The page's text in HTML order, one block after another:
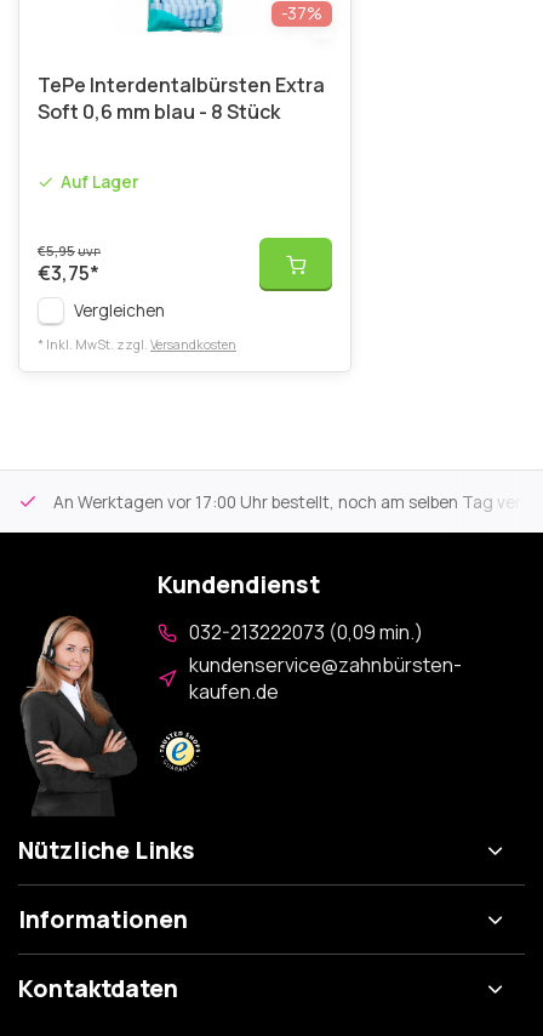
-37%
TePe Interdentalbürsten Extra
Soft 0,6 mm blau - 8 Stück
Auf Lager
€5,95UVP
€3,75*
Vergleichen
* Inkl. MwSt. zzgl. Versandkosten
An Werktagen vor 17:00 Uhr bestellt, noch am selben Tag
Kundendienst
032-213222073 (0,09 min.)
kundenservice@zahnbürsten-
kaufen.de
Nützliche Links
Informationen
Kontaktdaten